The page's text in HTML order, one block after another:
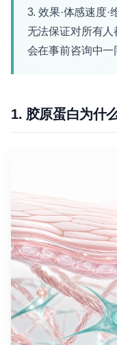
3. 效果·体感速度·
无法保证对所有人
会在事前咨询中一
1. 胶原蛋白为什